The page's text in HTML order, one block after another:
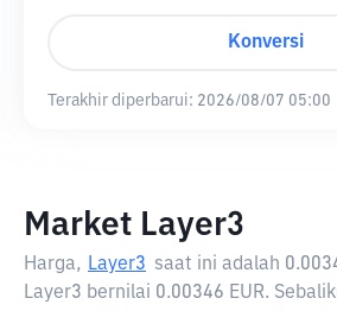
Konversi
Terakhir diperbarui: 2026/08/07 05:00
Market Layer3
Harga, Layer3 saat ini adalah
Layer3 bernilai 0.00346 EUR.